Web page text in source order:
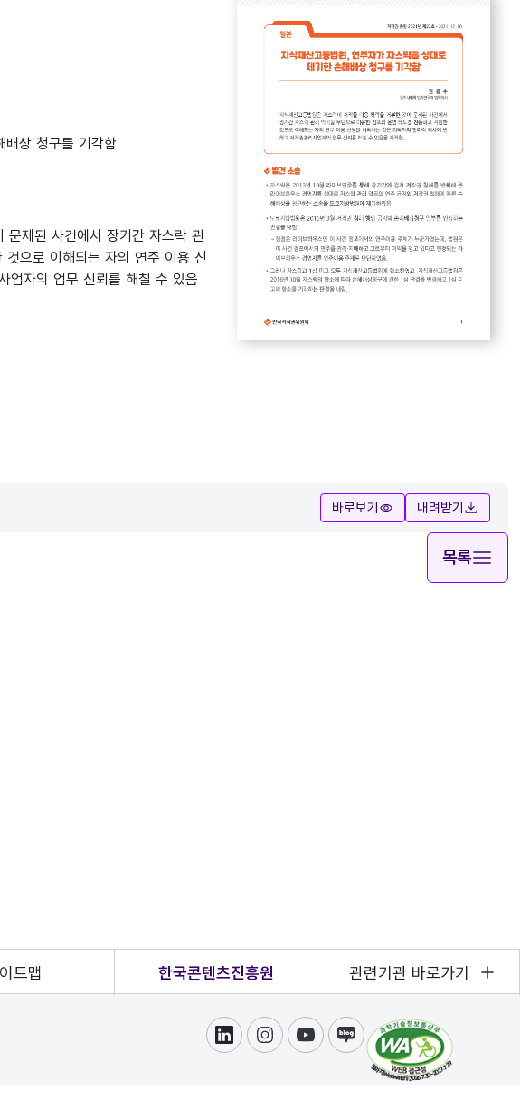
배상 청구를 기각함
문제된 사건에서 장기간 자스락 관
으로 이해되는 자의 연주 이용 신
업자의 업무 신뢰를 해칠 수 있음
바로보기 내려받기
목록
트맵 한국콘텐츠진흥원 관련기관 바로가기
링크드인인스타그램
유튜브블로그